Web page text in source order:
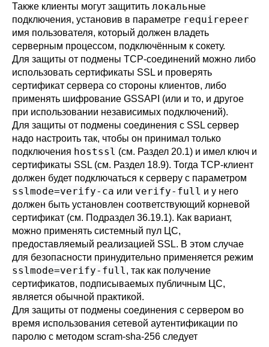
Также клиенты могут защитить локальные
подключения, установив в параметре requirepeer
имя пользователя, который должен владеть
серверным процессом, подключённым к сокету.
Для защиты от подмены TCP-соединений можно либо
использовать сертификаты SSL и проверять
сертификат сервера со стороны клиентов, либо
применять шифрование GSSAPI (или и то, и другое
при использовании независимых подключений).
Для защиты от подмены соединения с SSL сервер
надо настроить так, чтобы он принимал только
подключения hostssl (см. Раздел 20.1) и имел ключ и
сертификаты SSL (см. Раздел 18.9). Тогда TCP-клиент
должен будет подключаться к серверу с параметром
sslmode=verify-ca или verify-full и у него
должен быть установлен соответствующий корневой
сертификат (см. Подраздел 36.19.1). Как вариант,
можно применять системный пул ЦС,
предоставляемый реализацией SSL. В этом случае
для безопасности принудительно применяется режим
sslmode=verify-full, так как получение
сертификатов, подписываемых публичным ЦС,
является обычной практикой.
Для защиты от подмены соединения с сервером во
время использования сетевой аутентификации по
паролю с методом scram-sha-256 следует